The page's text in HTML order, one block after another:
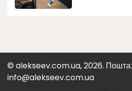
© alekseev.com.ua, 2026. Пошта:
info@alekseev.com.ua